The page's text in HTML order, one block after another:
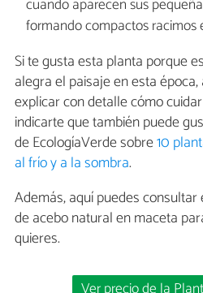
cuando aparecen sus
formando compactos racimos
Si te gusta esta planta porque
alegra el paisaje en esta
explicar con detalle cómo
indicarte que también puede
de EcologíaVerde sobre10
al frío y a la sombra.
Además, aquí puedes
de acebo natural en maceta
quieres.